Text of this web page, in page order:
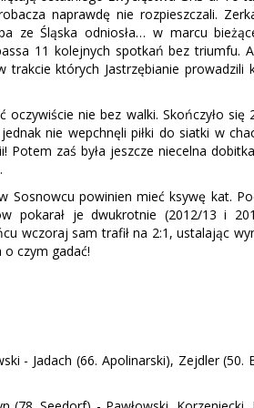
naprawdę nie rozpieszczali.
ze Śląska odniosła… w marcu
11 kolejnych spotkań bez triumfu.
których Jastrzębianie prowadzili
nie bez walki. Skończyło się
nie wepchnęli piłki do siatki w
Potem zaś była jeszcze niecelna
powinien mieć ksywę kat.
pokarał je dwukrotnie (2012/13 i
wczoraj sam trafił na 2:1, ustalając
czym gadać!
- Jadach (66. Apolinarski), Zejdler (50.